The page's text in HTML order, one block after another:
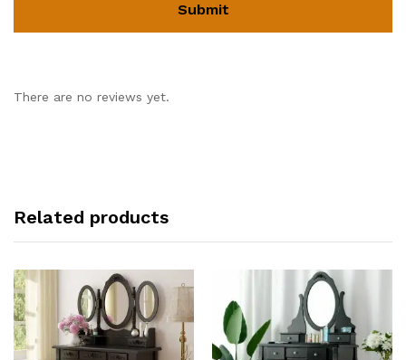
There are no reviews yet.
Related products